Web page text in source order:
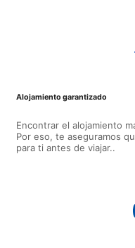
Alojamiento garantizado
Encontrar el alojamiento
Por eso, te aseguramos
para ti antes de viajar..